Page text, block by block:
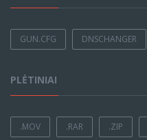
GUN.CFG DNSCHANGER
PLĖTINIAI
.MOV .RAR .ZIP